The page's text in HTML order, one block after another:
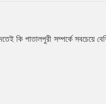
পাতালপুরী সম্পর্কে সবচেয়ে